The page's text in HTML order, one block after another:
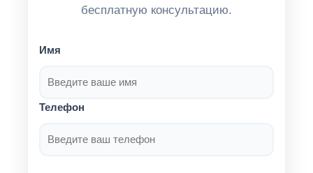
бесплатную консультацию.
Имя
Телефон